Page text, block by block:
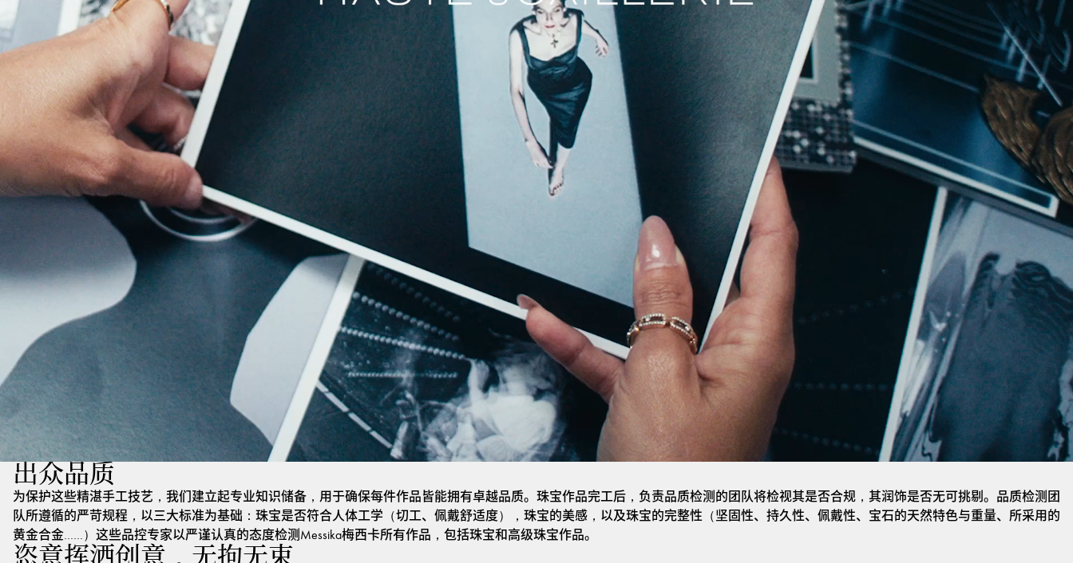
出众品质
为保护这些精湛手工技艺，我们建立起专业知识储备，用于确保每件作品皆能拥有卓越品质。珠宝作品完工后，负责品质检测的团队将检视其是否合规，其润饰是否无可挑剔。品质检测团
队所遵循的严苛规程，以三大标准为基础：珠宝是否符合人体工学（切工、佩戴舒适度），珠宝的美感，以及珠宝的完整性（坚固性、持久性、佩戴性、宝石的天然特色与重量、所采用的
黄金合金……）这些品控专家以严谨认真的态度检测Messika梅西卡所有作品，包括珠宝和高级珠宝作品。